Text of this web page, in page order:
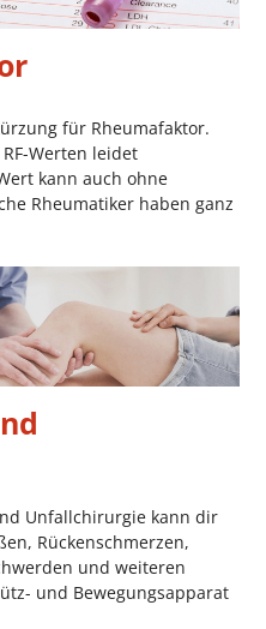
für Rheumafaktor.
Werten leidet
kann auch ohne
Rheumatiker haben ganz
Unfallchirurgie kann dir
Rückenschmerzen,
und weiteren
und Bewegungsapparat